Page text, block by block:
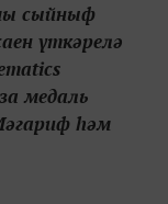
сыйныф
үткәрелә
медаль
һәм